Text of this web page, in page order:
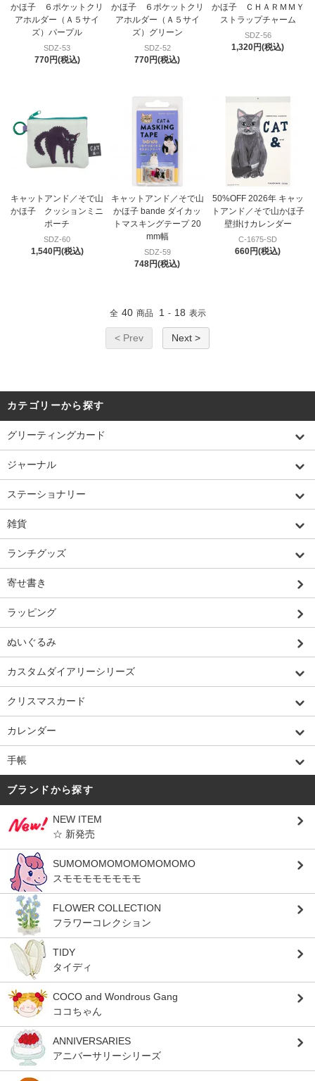
かほ子 ６ポケットクリ
アホルダー（Ａ５サイ
ズ）パープル
SDZ-53
770円(税込)
かほ子 ６ポケットクリ
アホルダー（Ａ５サイ
ズ）グリーン
SDZ-52
770円(税込)
かほ子 ＣＨＡＲＭＭＹ
ストラップチャーム
SDZ-56
1,320円(税込)
キャットアンド／そで山
かほ子 クッションミニ
ポーチ
SDZ-60
1,540円(税込)
キャットアンド／そで山
かほ子 bande ダイカッ
トマスキングテープ 20
mm幅
SDZ-59
748円(税込)
50%OFF 2026年 キャッ
トアンド／そで山かほ子
壁掛けカレンダー
C-1675-SD
660円(税込)
全 40 商品 1 - 18 表示
< Prev Next >
カテゴリーから探す
グリーティングカード
ジャーナル
ステーショナリー
雑貨
ランチグッズ
寄せ書き
ラッピング
ぬいぐるみ
カスタムダイアリーシリーズ
クリスマスカード
カレンダー
手帳
ブランドから探す
NEW ITEM
☆ 新発売
SUMOMOMOMOMOMOMOMO
スモモモモモモモモ
FLOWER COLLECTION
フラワーコレクション
TIDY
タイディ
COCO and Wondrous Gang
ココちゃん
ANNIVERSARIES
アニバーサリーシリーズ